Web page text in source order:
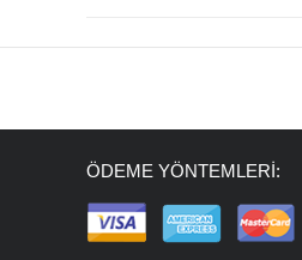
ÖDEME YÖNTEMLERİ: